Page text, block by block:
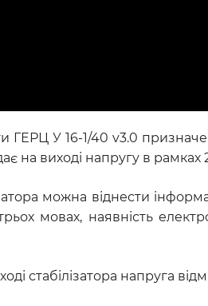
ГЕРЦ У 16-1/40 v3.0
на виході напругу в рамках
можна віднести
мовах, наявність
стабілізатора напруга